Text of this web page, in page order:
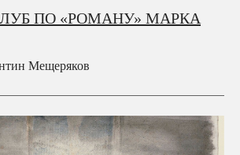
ПО «РОМАНУ» МАРКА
Мещеряков